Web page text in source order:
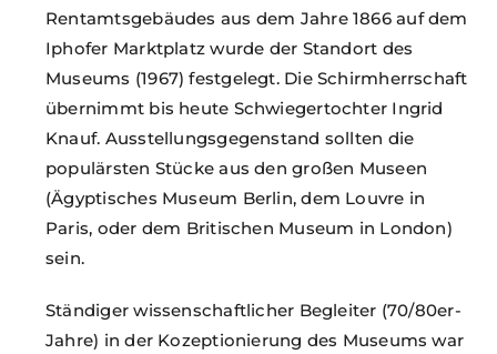
Rentamtsgebäudes aus dem Jahre 1866 auf dem
Iphofer Marktplatz wurde der Standort des
Museums (1967) festgelegt. Die Schirmherrschaft
übernimmt bis heute Schwiegertochter Ingrid
Knauf. Ausstellungsgegenstand sollten die
populärsten Stücke aus den großen Museen
(Ägyptisches Museum Berlin, dem Louvre in
Paris, oder dem Britischen Museum in London)
sein.
Ständiger wissenschaftlicher Begleiter (70/80er-
Jahre) in der Kozeptionierung des Museums war